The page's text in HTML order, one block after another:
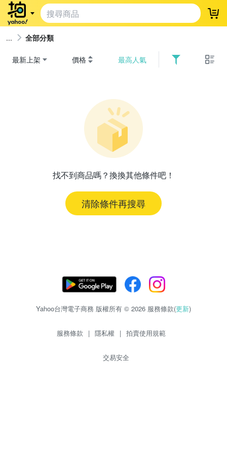
登
全部分類
最新上架 價格 最高人氣
找不到商品嗎？換換其他條件吧！
清除條件再搜尋
Yahoo台灣電子商務 版權所有 © 2026 服務條款(更新)
服務條款 | 隱私權 | 拍賣使用規範
交易安全